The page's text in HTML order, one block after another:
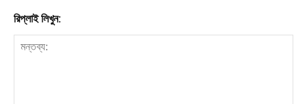
রিপ্লাই লিখুন: